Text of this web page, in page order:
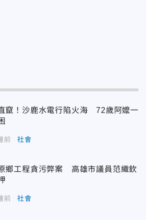
竄！沙鹿水電行陷火海 72歲阿嬤一
前 社會
鄉工程貪污弊案 高雄市議員范織欽
前 社會